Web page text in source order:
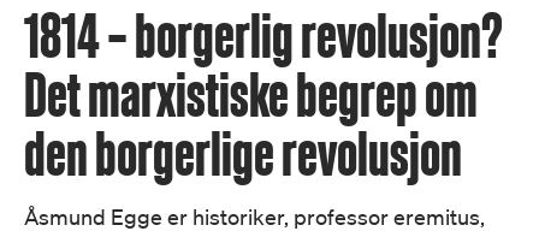
1814 – borgerlig revolusjon?
Det marxistiske begrep om
den borgerlige revolusjon
Åsmund Egge er historiker, professor eremitus,